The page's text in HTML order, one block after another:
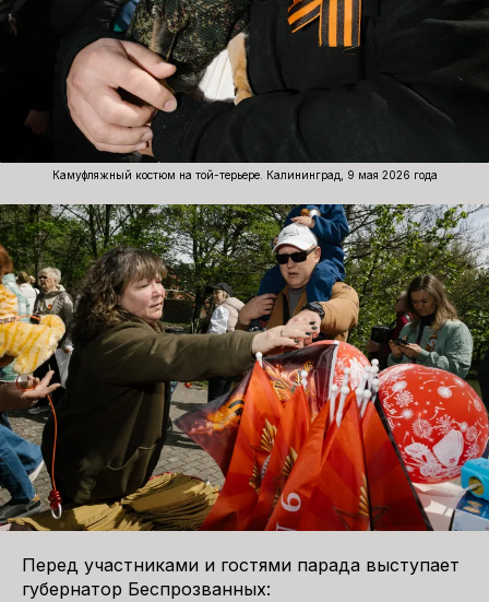
Камуфляжный костюм на той-терьере. Калининград, 9 мая 2026 года
Перед участниками и гостями парада выступает
губернатор Беспрозванных: